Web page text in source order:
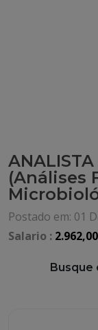
(Análises
Postado em: 01
Salario :
Busque